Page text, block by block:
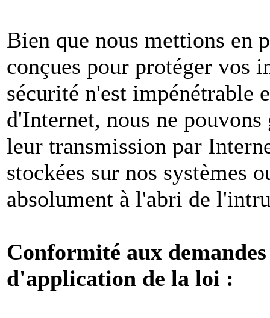
Bien que nous mettions en
conçues pour protéger vos
sécurité n'est impénétrable
d'Internet, nous ne
leur transmission par
stockées sur nos systèmes
absolument à l'abri de
Conformité aux
d'application de la loi :